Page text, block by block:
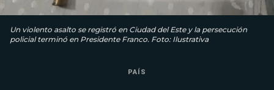
Un violento asalto se registró en Ciudad del Este y la persecución
policial terminó en Presidente Franco. Foto: Ilustrativa
PAÍS